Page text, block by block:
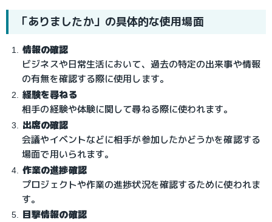
「ありましたか」の具体的な使用場面
情報の確認
ビジネスや日常生活において、過去の特定の出来事や情報
の有無を確認する際に使用します。
経験を尋ねる
相手の経験や体験に関して尋ねる際に使われます。
出席の確認
会議やイベントなどに相手が参加したかどうかを確認する
場面で用いられます。
作業の進捗確認
プロジェクトや作業の進捗状況を確認するために使われま
す。
目撃情報の確認